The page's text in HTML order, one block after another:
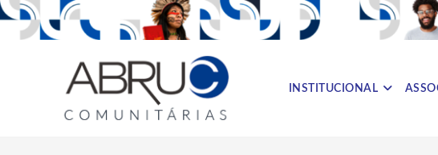
INSTITUCIONAL